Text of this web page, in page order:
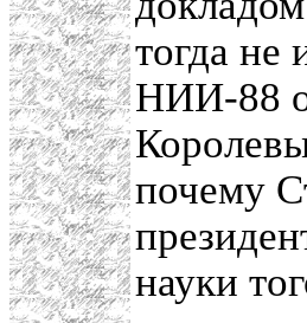
тогда не
НИИ-88 о
почему
науки